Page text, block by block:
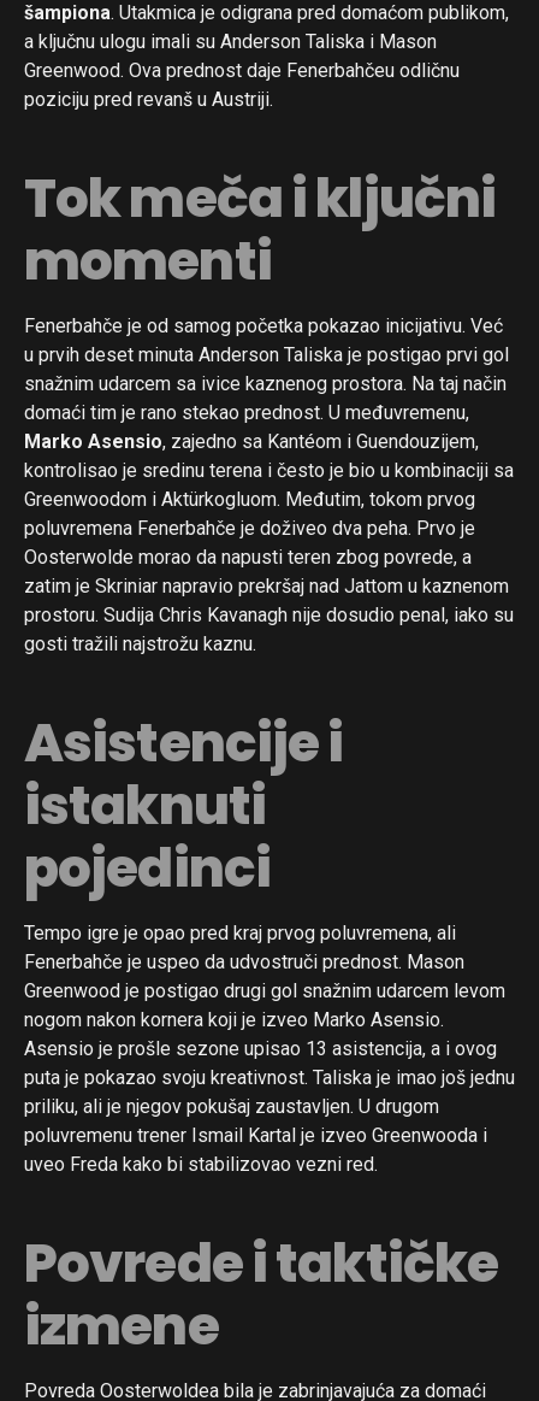
šampiona. Utakmica je odigrana pred domaćom publikom,
a ključnu ulogu imali su Anderson Taliska i Mason
Greenwood. Ova prednost daje Fenerbahčeu odličnu
poziciju pred revanš u Austriji.
Tok meča i ključni
momenti
Fenerbahče je od samog početka pokazao inicijativu. Već
u prvih deset minuta Anderson Taliska je postigao prvi gol
snažnim udarcem sa ivice kaznenog prostora. Na taj način
domaći tim je rano stekao prednost. U međuvremenu,
Marko Asensio, zajedno sa Kantéom i Guendouzijem,
kontrolisao je sredinu terena i često je bio u kombinaciji sa
Greenwoodom i Aktürkogluom. Međutim, tokom prvog
poluvremena Fenerbahče je doživeo dva peha. Prvo je
Oosterwolde morao da napusti teren zbog povrede, a
zatim je Skriniar napravio prekršaj nad Jattom u kaznenom
prostoru. Sudija Chris Kavanagh nije dosudio penal, iako su
gosti tražili najstrožu kaznu.
Asistencije i
istaknuti
pojedinci
Tempo igre je opao pred kraj prvog poluvremena, ali
Fenerbahče je uspeo da udvostruči prednost. Mason
Greenwood je postigao drugi gol snažnim udarcem levom
nogom nakon kornera koji je izveo Marko Asensio.
Asensio je prošle sezone upisao 13 asistencija, a i ovog
puta je pokazao svoju kreativnost. Taliska je imao još jednu
priliku, ali je njegov pokušaj zaustavljen. U drugom
poluvremenu trener Ismail Kartal je izveo Greenwooda i
uveo Freda kako bi stabilizovao vezni red.
Povrede i taktičke
izmene
Povreda Oosterwoldea bila je zabrinjavajuća za domaći